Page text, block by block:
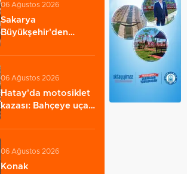
06 Ağustos 2026
Sakarya
Büyükşehir'den
06 Ağustos 2026
Hatay'da motosiklet
kazası: Bahçeye uçan
06 Ağustos 2026
Konak